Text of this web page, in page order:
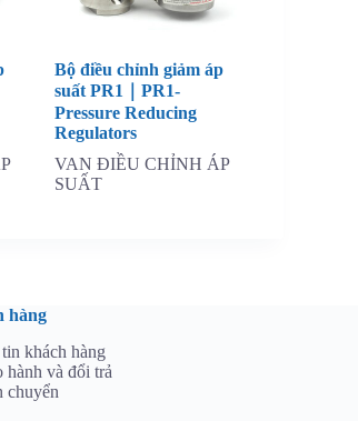
Bộ điều chỉnh giảm áp
suất PR1｜PR1-
Pressure Reducing
Regulators
VAN ĐIỀU CHỈNH ÁP
SUẤT
hàng
khách hàng
hành và đổi trả
chuyển